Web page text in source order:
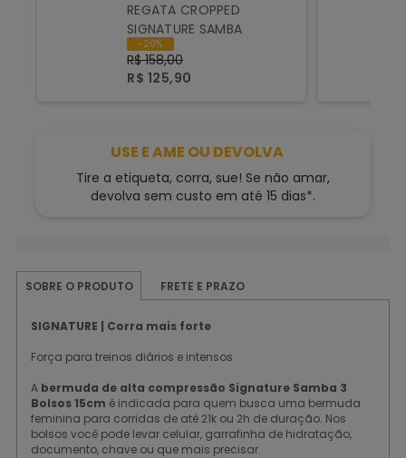
REGATA CROPPED
SIGNATURE SAMBA
R$ 158,00
R$ 125,90
-20%
USE E AME OU DEVOLVA
Tire a etiqueta, corra, sue! Se não amar,
devolva sem custo em até 15 dias*.
SOBRE O PRODUTO FRETE E PRAZO
SIGNATURE | Corra mais forte
Força para treinos diários e intensos
A bermuda de alta compressão Signature Samba 3
Bolsos 15cm é indicada para quem busca uma bermuda
feminina para corridas de até 21k ou 2h de duração. Nos
bolsos você pode levar celular, garrafinha de hidratação,
documento, chave ou que mais precisar.